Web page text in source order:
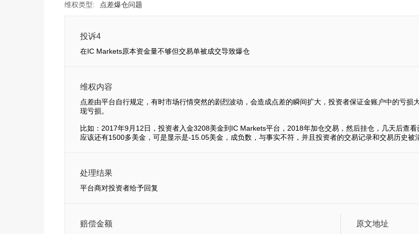
维权类型: 点差爆仓问题
投诉4
在IC Markets原本资金量不够但交易单被成交导致爆仓
维权内容
点差由平台自行规定，有时市场行情突然的剧烈波动，会造成点差的瞬间扩大，投资者保证金账户中的亏损
现亏损。
比如：2017年9月12日，投资者入金3208美金到IC Markets平台，2018年加仓交易，然后挂仓，几天后查
应该还有1500多美金，可是显示是-15.05美金，成负数，与事实不符，并且投资者的交易记录和交易历史被
处理结果
平台商对投资者给予回复
赔偿金额 原文地址